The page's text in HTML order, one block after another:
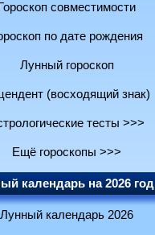
Гороскоп совместимости
по дате рождения
Лунный гороскоп
(восходящий знак)
тесты >>>
Ещё гороскопы >>>
календарь на 2026 год
Лунный календарь 2026